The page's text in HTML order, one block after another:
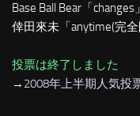
Base Ball Bear「changes」
倖田來未「anytime(完全
投票は終了しました
→ 2008年上半期人気投